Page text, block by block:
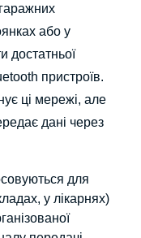
або у
достатньої
пристроїв.
ці мережі, але
дані через
для
у лікарнях)